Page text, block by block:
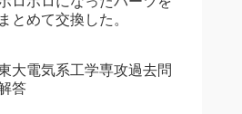
まとめて交換した。
大電気系工学専攻過去問
答